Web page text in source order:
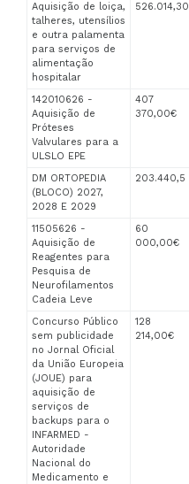
Aquisição de loiça,
talheres, utensílios
e outra palamenta
para serviços de
alimentação
hospitalar
526.014,30
142010626 -
Aquisição de
Próteses
Valvulares para a
ULSLO EPE
407
370,00€
DM ORTOPEDIA
(BLOCO) 2027,
2028 E 2029
203.440,5
11505626 -
Aquisição de
Reagentes para
Pesquisa de
Neurofilamentos
Cadeia Leve
60
000,00€
Concurso Público
sem publicidade
no Jornal Oficial
da União Europeia
(JOUE) para
aquisição de
serviços de
backups para o
INFARMED -
Autoridade
Nacional do
Medicamento e
128
214,00€